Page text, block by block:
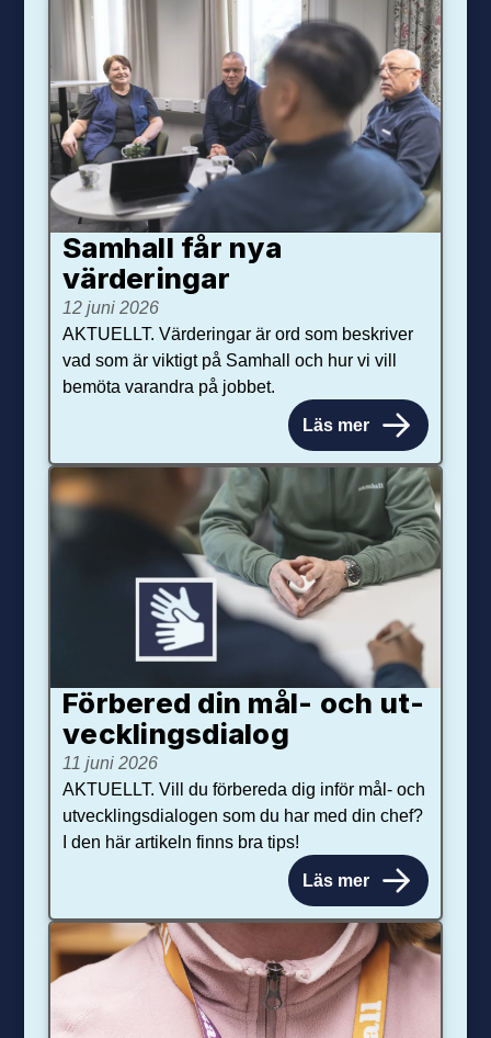
Samhall får nya
värdering­ar
12 juni 2026
AKTUELLT. Värderingar är ord som beskriver
vad som är viktigt på Samhall och hur vi vill
bemöta varandra på jobbet.
Läs mer
Förbered din mål- och ut­
veck­lings­dialog
11 juni 2026
AKTUELLT. Vill du förbereda dig inför mål- och
utvecklingsdialogen som du har med din chef?
I den här artikeln finns bra tips!
Läs mer